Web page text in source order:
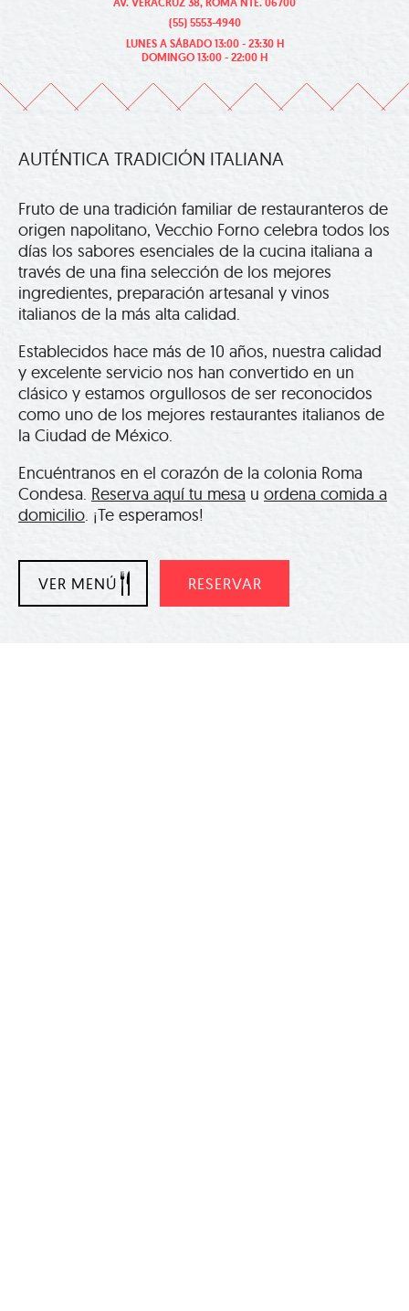
AV. VERACRUZ 38, ROMA NTE. 06700
(55) 5553-4940
LUNES A SÁBADO 13:00 - 23:30 H
DOMINGO 13:00 - 22:00 H
AUTÉNTICA TRADICIÓN ITALIANA
Fruto de una tradición familiar de restauranteros de
origen napolitano, Vecchio Forno celebra todos los
días los sabores esenciales de la cucina italiana a
través de una fina selección de los mejores
ingredientes, preparación artesanal y vinos
italianos de la más alta calidad.
Establecidos hace más de 10 años, nuestra calidad
y excelente servicio nos han convertido en un
clásico y estamos orgullosos de ser reconocidos
como uno de los mejores restaurantes italianos de
la Ciudad de México.
Encuéntranos en el corazón de la colonia Roma
Condesa. Reserva aquí tu mesa u ordena comida a
domicilio. ¡Te esperamos!
VER MENÚ RESERVAR